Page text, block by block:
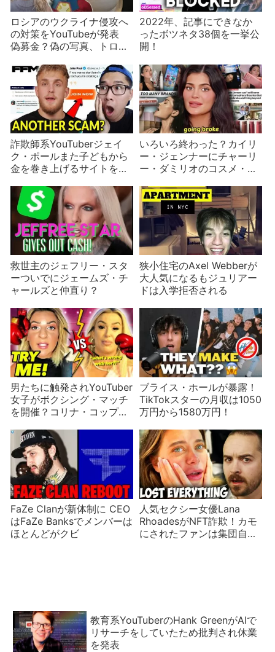
ロシアのウクライナ侵攻へ
の対策をYouTubeが発表
偽募金？偽の写真、トロー
プーチンの母
2022年、記事にできなか
ったボツネタ38個を一挙公
開！
詐欺師系YouTuberジェイ
ク・ポールまた子どもから
金を巻き上げるサイトを開
いろいろ終わった？カイリ
ー・ジェンナーにチャーリ
ー・ダミリオのコスメ・ア
救世主のジェフリー・スタ
ーついでにジェームズ・チ
ャールズと仲直り？
狭小住宅のAxel Webberが
大人気になるもジュリアー
ドは入学拒否される
男たちに触発されYouTuber
女子がボクシング・マッチ
を開催？コリナ・コップ、
ハナなどが名乗りを上げる
ブライス・ホールが暴露！
TikTokスターの月収は1050
万円から1580万円！
FaZe Clanが新体制に CEO
はFaZe Banksでメンバーは
ほとんどがクビ
人気セクシー女優Lana
RhoadesがNFT詐欺！カモ
にされたファンは集団自己
教育系YouTuberのHank GreenがAIで
リサーチをしていたため批判され休業
を発表